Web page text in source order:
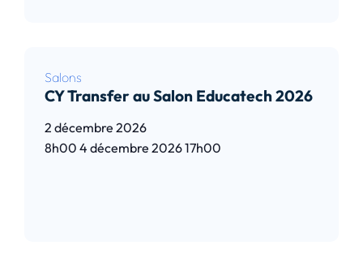
Salons
CY Transfer au Salon Educatech 2026
2 décembre 2026
8h00 4 décembre 202617h00